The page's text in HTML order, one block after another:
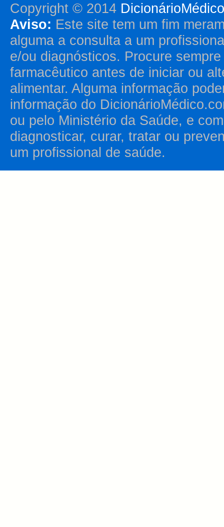
Copyright © 2014
Aviso: Este site tem um fim
alguma a consulta a um
e/ou diagnósticos. Procure
farmacêutico antes de iniciar ou
alimentar. Alguma informação
informação do
ou pelo Ministério da Saúde, e
diagnosticar, curar, tratar ou
um profissional de saúde.